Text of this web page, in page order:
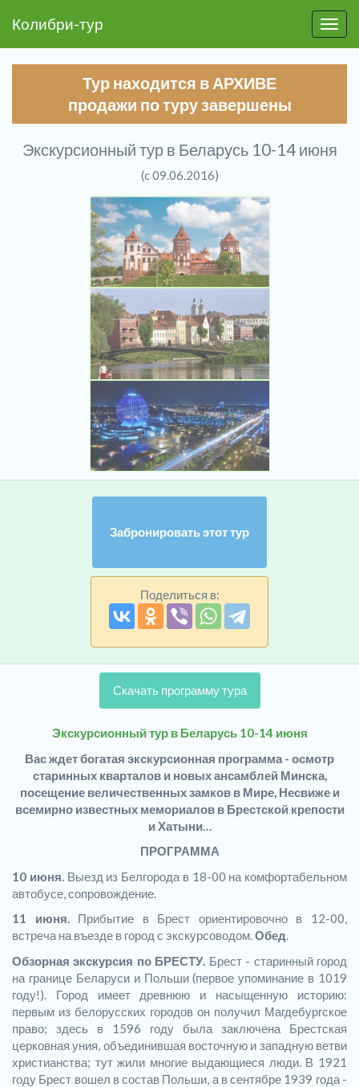
Колибри-тур
Тур находится в АРХИВЕ
продажи по туру завершены
Экскурсионный тур в Беларусь 10-14 июня
(c 09.06.2016)
Забронировать этот тур
Поделиться в:
Скачать программу тура
Экскурсионный тур в Беларусь 10-14 июня
Вас ждет богатая экскурсионная программа - осмотр
старинных кварталов и новых ансамблей Минска,
посещение величественных замков в Мире, Несвиже и
всемирно известных мемориалов в Брестской крепости
и Хатыни…
ПРОГРАММА
10 июня. Выезд из Белгорода в 18-00 на комфортабельном
автобусе, сопровождение.
11 июня.Прибытие в Брест ориентировочно в 12-00,
встреча на въезде в город с экскурсоводом.Обед.
Обзорная экскурсия по БРЕСТУ. Брест - старинный город
на границе Беларуси и Польши (первое упоминание в 1019
году!). Город имеет древнюю и насыщенную историю:
первым из белорусских городов он получил Магдебургское
право; здесь в 1596 году была заключена Брестская
церковная уния, объединившая восточную и западную ветви
христианства; тут жили многие выдающиеся люди. В 1921
году Брест вошел в состав Польши, а в сентябре 1939 года -